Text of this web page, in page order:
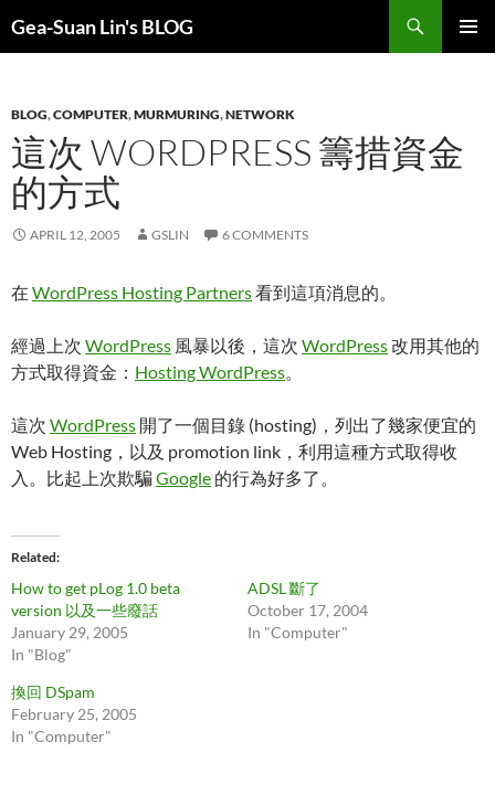
Gea-Suan Lin's BLOG
BLOG,COMPUTER,MURMURING,NETWORK
這次 WORDPRESS 籌措資金
的方式
APRIL 12, 2005 GSLIN 6 COMMENTS
在 WordPress Hosting Partners看到這項消息的。
經過上次 WordPress 風暴以後，這次 WordPress改用其他的
方式取得資金： Hosting WordPress。
這次 WordPress 開了一個目錄 (hosting)，列出了幾家便宜的
Web Hosting，以及 promotion link，利用這種方式取得收
入。比起上次欺騙Google 的行為好多了。
Related
How to get pLog 1.0 beta
version 以及一些廢話
January 29, 2005
In "Blog"
ADSL 斷了
October 17, 2004
In "Computer"
換回 DSpam
February 25, 2005
In "Computer"